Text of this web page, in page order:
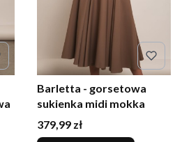
Barletta - gorsetowa
sukienka midi mokka
Cena
379,99 zł